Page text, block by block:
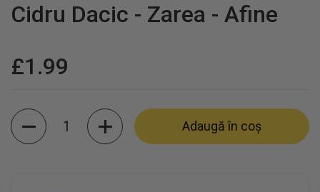
Cidru Dacic - Zarea - Afine
£1.99
Cantitate
Adaugă în coș